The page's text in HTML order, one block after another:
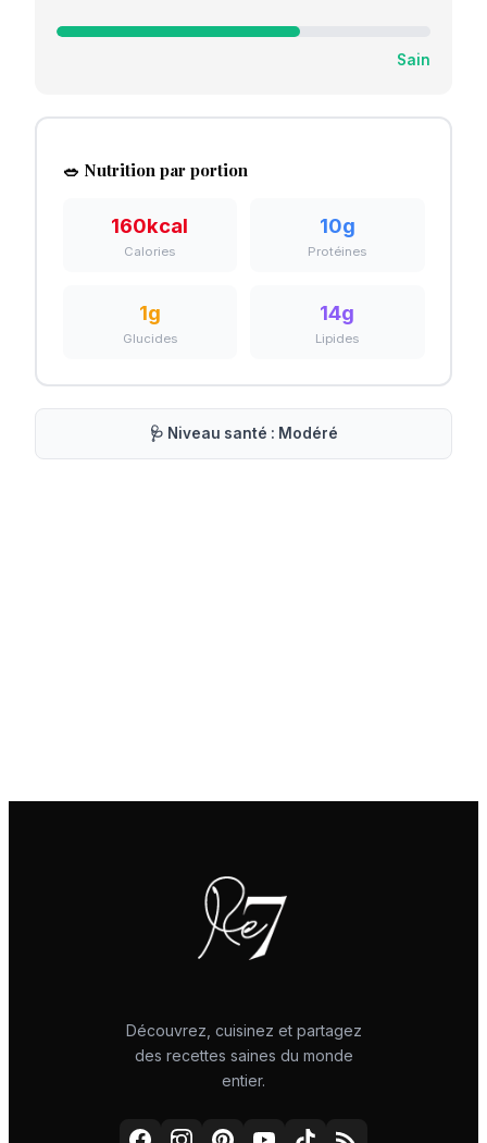
Sain
🥗 Nutrition par portion
160kcal
Calories
10g
Protéines
1g
Glucides
14g
Lipides
🩺 Niveau santé : Modéré
Découvrez, cuisinez et partagez
des recettes saines du monde
entier.